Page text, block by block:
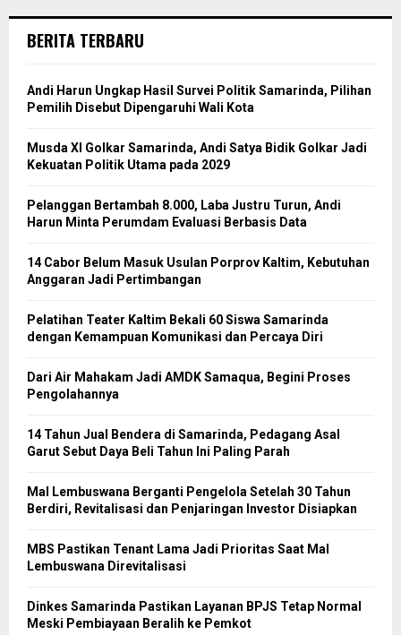
BERITA TERBARU
Andi Harun Ungkap Hasil Survei Politik Samarinda, Pilihan
Pemilih Disebut Dipengaruhi Wali Kota
Musda XI Golkar Samarinda, Andi Satya Bidik Golkar Jadi
Kekuatan Politik Utama pada 2029
Pelanggan Bertambah 8.000, Laba Justru Turun, Andi
Harun Minta Perumdam Evaluasi Berbasis Data
14 Cabor Belum Masuk Usulan Porprov Kaltim, Kebutuhan
Anggaran Jadi Pertimbangan
Pelatihan Teater Kaltim Bekali 60 Siswa Samarinda
dengan Kemampuan Komunikasi dan Percaya Diri
Dari Air Mahakam Jadi AMDK Samaqua, Begini Proses
Pengolahannya
14 Tahun Jual Bendera di Samarinda, Pedagang Asal
Garut Sebut Daya Beli Tahun Ini Paling Parah
Mal Lembuswana Berganti Pengelola Setelah 30 Tahun
Berdiri, Revitalisasi dan Penjaringan Investor Disiapkan
MBS Pastikan Tenant Lama Jadi Prioritas Saat Mal
Lembuswana Direvitalisasi
Dinkes Samarinda Pastikan Layanan BPJS Tetap Normal
Meski Pembiayaan Beralih ke Pemkot